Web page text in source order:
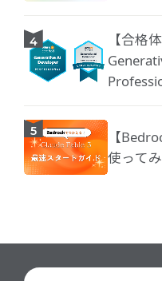
【合格
【
使って